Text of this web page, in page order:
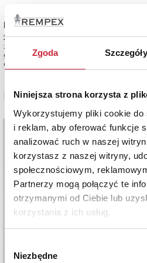
Zgoda Szczegóły
Niniejsza strona korzysta z
Wykorzystujemy pliki cookie do
i reklam, aby oferować funkcje
analizować ruch w naszej
korzystasz z naszej witryny,
społecznościowym,
Partnerzy mogą połączyć te
otrzymanymi od Ciebie lub
korzystania z ich usług.
zgody
Niezbędne
Kolczyki z ametystami
2 szt. owalnych ametystów + 18 szt.
złoto pr. 0.585, oprawa kamieni srebro pr.
g.
estymacja: 15 000 - 18 000 zł
Zobacz pełne informacje